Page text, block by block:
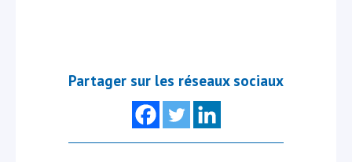
Partager sur les réseaux sociaux